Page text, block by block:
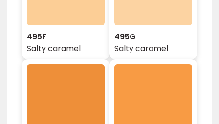
495F
Salty caramel
495G
Salty caramel